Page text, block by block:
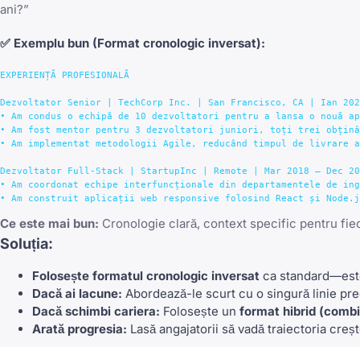
ani?”
✅ Exemplu bun (Format cronologic inversat):
EXPERIENȚĂ PROFESIONALĂ
Dezvoltator Senior | TechCorp Inc. | San Francisco, CA | Ian
• Am condus o echipă de 10 dezvoltatori pentru a lansa o nouă
• Am fost mentor pentru 3 dezvoltatori juniori, toți trei
• Am implementat metodologii Agile, reducând timpul de livrare
Dezvoltator Full-Stack | StartupInc | Remote | Mar 2018 – Dec
• Am coordonat echipe interfuncționale din departamentele de
Ce este mai bun: Cronologie clară, context specific pentru
Soluția:
Folosește formatul cronologic inversat ca
Dacă ai lacune: Abordează-le scurt cu o singură linie
Dacă schimbi cariera: Folosește un format hibrid
Arată progresia: Lasă angajatorii să vadă traiectoria